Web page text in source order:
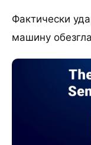
Фактически
машину